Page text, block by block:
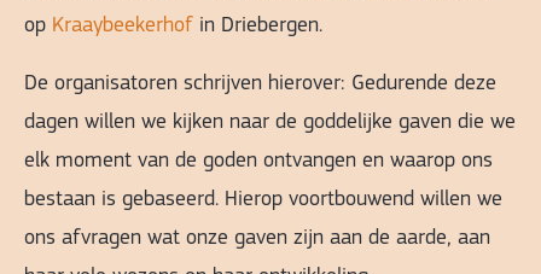
op Kraaybeekerhof in Driebergen.
De organisatoren schrijven hierover: Gedurende deze
dagen willen we kijken naar de goddelijke gaven die we
elk moment van de goden ontvangen en waarop ons
bestaan is gebaseerd. Hierop voortbouwend willen we
ons afvragen wat onze gaven zijn aan de aarde, aan